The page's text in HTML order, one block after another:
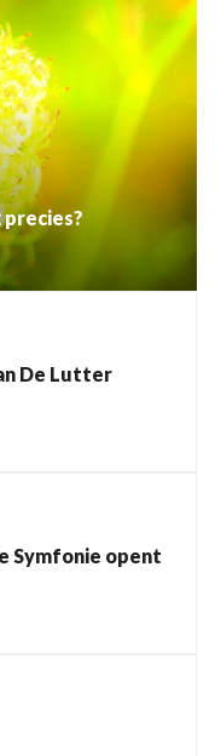
precies?
De Lutter
Symfonie opent